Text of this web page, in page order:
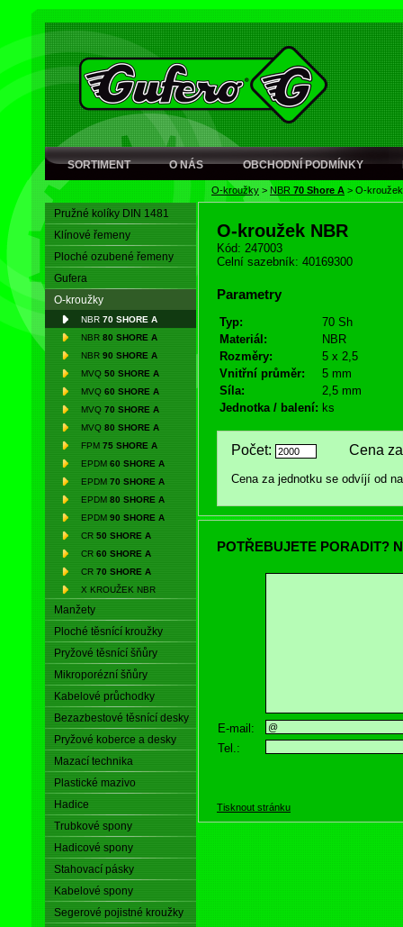
SORTIMENT O NÁS OBCHODNÍ PODMÍNKY
O-kroužky > NBR 70 Shore A > O-
Pružné kolíky DIN 1481
Klínové řemeny
Ploché ozubené řemeny
Gufera
O-kroužky
NBR 70 SHORE A
NBR 80 SHORE A
NBR 90 SHORE A
MVQ 50 SHORE A
MVQ 60 SHORE A
MVQ 70 SHORE A
MVQ 80 SHORE A
FPM 75 SHORE A
EPDM 60 SHORE A
EPDM 70 SHORE A
EPDM 80 SHORE A
EPDM 90 SHORE A
CR 50 SHORE A
CR 60 SHORE A
CR 70 SHORE A
X KROUŽEK NBR
Manžety
Ploché těsnící kroužky
Pryžové těsnící šňůry
Mikroporézní šňůry
Kabelové průchodky
Bezazbestové těsnící desky
Pryžové koberce a desky
Mazací technika
Plastické mazivo
Hadice
Trubkové spony
Hadicové spony
Stahovací pásky
Kabelové spony
Segerové pojistné kroužky
O-kroužek NBR
Kód: 247003
Celní sazebník: 40169300
Parametry
Typ:
70 Sh
Materiál:
NBR
Rozměry:
5 x 2,5
Vnitřní průměr:
5 mm
Síla:
2,5 mm
Jednotka / balení: ks
Počet: Cena za
Cena za jednotku se odvíjí od
POTŘEBUJETE PORADIT?
E-mail:
Tel.:
Tisknout stránku